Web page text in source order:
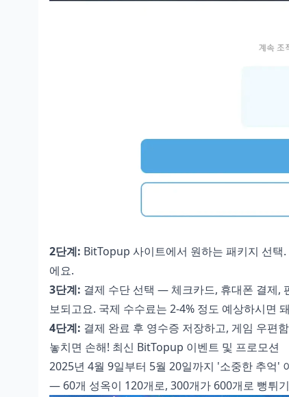
2단계: BitTopup 사이트에서 원하는 패키지 선택
에요.
3단계: 결제 수단 선택 — 체크카드, 휴대폰 결제,
보되고요. 국제 수수료는 2-4% 정도 예상하시면
4단계: 결제 완료 후 영수증 저장하고, 게임 우편
놓치면 손해! 최신 BitTopup 이벤트 및 프로모션
2025년 4월 9일부터 5월 20일까지 '소중한 추억'
— 60개 성옥이 120개로, 300개가 600개로 뻥튀